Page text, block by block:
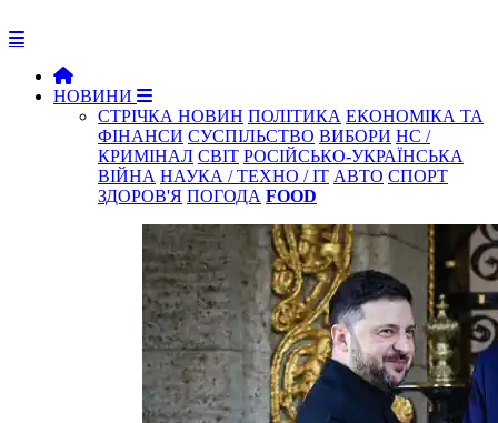
НОВИНИ
СТРІЧКА НОВИН ПОЛІТИКА ЕКОНОМІКА ТА
ФІНАНСИ СУСПІЛЬСТВО ВИБОРИ НС /
КРИМІНАЛ СВІТ РОСІЙСЬКО-УКРАЇНСЬКА
ВІЙНА НАУКА / ТЕХНО / IT АВТО СПОРТ
ЗДОРОВ'Я ПОГОДА FOOD